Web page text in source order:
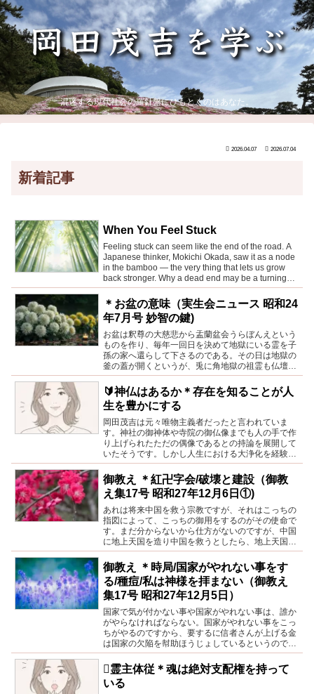
混迷する現代社会の羅針盤にひもとくのはあなた。
2026.04.07 2026.07.04
新着記事
When You Feel Stuck
Feeling stuck can seem like the end of the road. A
Japanese thinker, Mokichi Okada, saw it as a node
in the bamboo — the very thing that lets us grow
back stronger. Why a dead end may be a turning
point.
＊お盆の意味（実生会ニュース 昭和24
年7月号 妙智の鍵)
お盆は釈尊の大慈悲から盂蘭盆会うらぼんえという
ものを作り、毎年一回日を決めて地獄にいる霊を子
孫の家へ還らして下さるのである。その日は地獄の
釜の蓋が開くというが、兎に角地獄の祖霊も仏壇へ
招かれ子孫に供養される。地獄の霊もそれを知って
いて待っているのである。
🔰神仏はあるか＊存在を知ることが人
生を豊かにする
岡田茂吉は元々唯物主義者だったと言われていま
す。神社の御神体や寺院の御仏像までも人の手で作
り上げられたただの偶像であるとの持論を展開して
いたそうです。しかし人生における大浄化を経験し
たことがきっかけで神仏に助けを重めざるを得なく
なり、その存在を確信するに至るのです。
御教え ＊紅卍字会/破壊と建設（御教
え集17号 昭和27年12月6日①)
あれは将来中国を救う宗教ですが、それはこっちの
指図によって、こっちの御用をするのがその使命で
す。まだ分からないから仕方がないのですが、中国
に地上天国を造り中国を救うとしたら、地上天国を
造るについても中国を相当掃除しなければならな
い。掃除をするとなると、それによってこっちがや
りいいように、又中国に救世教を大いに弘めるため
にも、障さわりがないようにならなければならない
御教え ＊時局/国家がやれない事をす
る/種痘/私は神様を拝まない（御教え
集17号 昭和27年12月5日）
国家で気が付かない事や国家がやれない事は、誰か
がやらなければならない。国家がやれない事をこっ
ちがやるのですから、要するに信者さんが上げる金
は国家の欠陥を幇助ほうじょしているというので非
常に結構です
🪏霊主体従＊魂は絶対支配権を持って
いる